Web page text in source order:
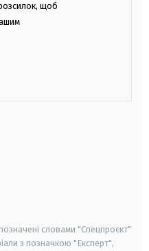
щоб
словами "Спецпроєкт"
з позначкою "Експерт",